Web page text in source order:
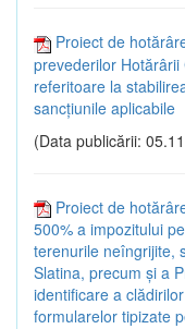
Proiect de
prevederilor Hotărârii
referitoare la
sancțiunile aplicabile
(Data publicării:
Proiect de
500% a impozitului
terenurile neîngrijite,
Slatina, precum și a
identificare a
formularelor tipizate